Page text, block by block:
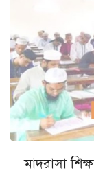
মাদরাসা